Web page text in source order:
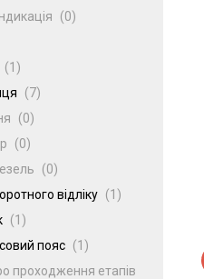
(0)
(1)
(7)
(0)
(0)
(0)
відліку (1)
(1)
пояс (1)
проходження етапів